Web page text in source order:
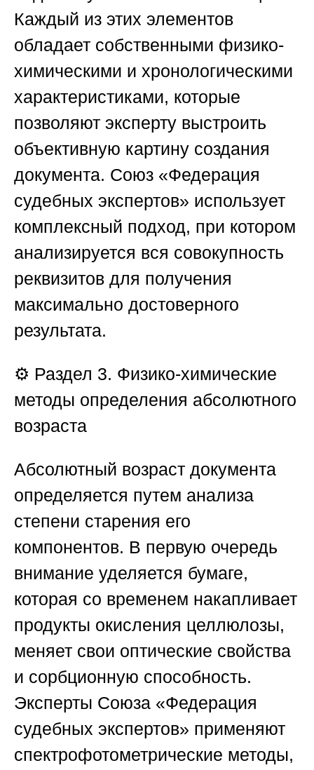
Каждый из этих элементов
обладает собственными физико-
химическими и хронологическими
характеристиками, которые
позволяют эксперту выстроить
объективную картину создания
документа. Союз «Федерация
судебных экспертов» использует
комплексный подход, при котором
анализируется вся совокупность
реквизитов для получения
максимально достоверного
результата.
⚙️ Раздел 3. Физико-химические
методы определения абсолютного
возраста
Абсолютный возраст документа
определяется путем анализа
степени старения его
компонентов. В первую очередь
внимание уделяется бумаге,
которая со временем накапливает
продукты окисления целлюлозы,
меняет свои оптические свойства
и сорбционную способность.
Эксперты Союза «Федерация
судебных экспертов» применяют
спектрофотометрические методы,